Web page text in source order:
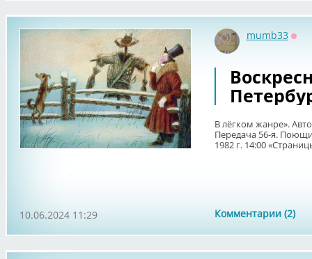
mumb33
В лёгком жанре».
Передача 56-я.
1982 г. 14:00
Комментарии (2)
10.06.2024 11:29